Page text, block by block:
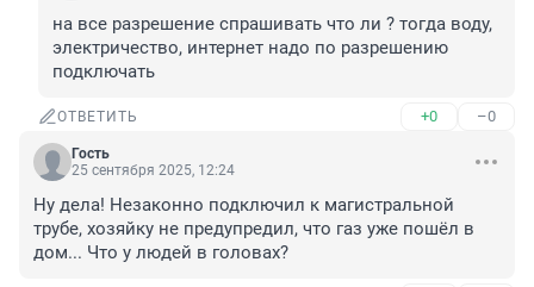
на все разрешение спрашивать что ли ? тогда воду,
электричество, интернет надо по разрешению
подключать
ОТВЕТИТЬ +0 –0
Гость
25 сентября 2025, 12:24
Ну дела! Незаконно подключил к магистральной
трубе, хозяйку не предупредил, что газ уже пошёл в
дом... Что у людей в головах?